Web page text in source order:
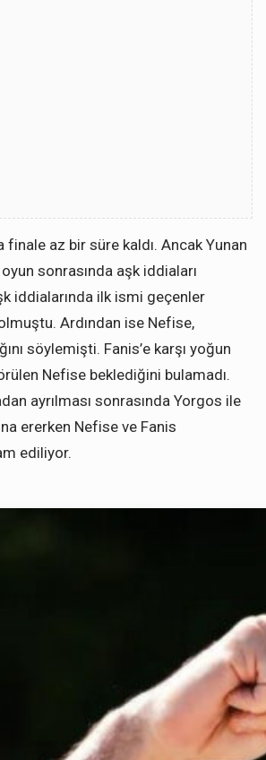
finale az bir süre kaldı. Ancak Yunan
sonrasında aşk iddiaları
iddialarında ilk ismi geçenler
Ardından ise Nefise,
söylemişti. Fanis’e karşı yoğun
Nefise beklediğini bulamadı.
ayrılması sonrasında Yorgos ile
ererken Nefise ve Fanis
ediliyor.